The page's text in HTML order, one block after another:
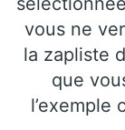
vous ne
la zapliste
que
l’exemple